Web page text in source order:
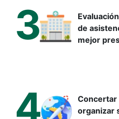
tratamiento eficaz. La alopecia
genética importante: si hay
3
de
mejor
4
Concertar
organizar